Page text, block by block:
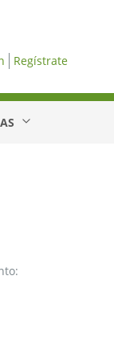
Regístrate